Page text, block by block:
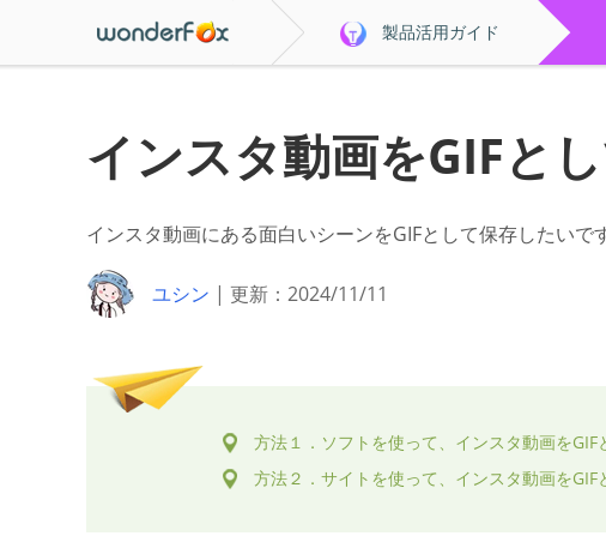
製品活用ガイド
インスタ動画をGIFと
インスタ動画にある面白いシーンをGIFとして保存したい
ユシン | 更新：2024/11/11
方法１．ソフトを使って、インスタ動画をGIF
方法２．サイトを使って、インスタ動画をGIF